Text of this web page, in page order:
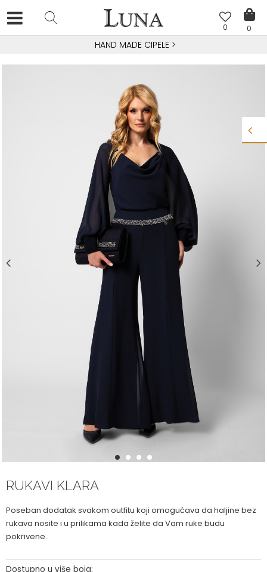
0
0
HAND MADE CIPELE >
1 2 3 4
RUKAVI KLARA
Poseban dodatak svakom outfitu koji omogućava da haljine bez
rukava nosite i u prilikama kada želite da Vam ruke budu
pokrivene.
Dostupno u više boja: